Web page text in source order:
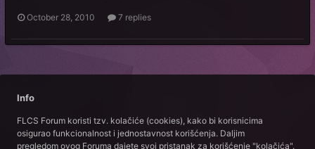
October 28, 2010 7 replies
Info
FLCS Forum koristi tzv. kolačiće (cookies), kako bi korisnicima
osigurao funkcionalnost i jednostavnost korišćenja. Daljim
pregledom ovog Foruma dajete svoj pristanak za korišćenje "kolačića".